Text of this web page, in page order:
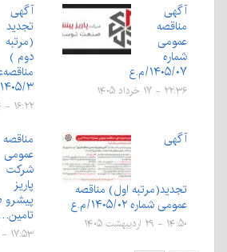
آگهی
مناقصه
عمومی
شماره
۱۴۰۵/۰۷/م.ع
۲۲:۳۶ - ۱۷ خرداد ۱۴۰۵
آگهی
تجدید
(مرتبه
دوم )
۱۴۰۵/۳/م.ع
۱۶:۲۲ - ۴ خرداد ۱۴۰۵
آگهی
تجدید(مرتبه اول) مناقصه
عمومی شماره ۱۴۰۵/۰۲/م.ع
۱۴:۵۰ - ۲۹ اردیبهشت ۱۴۰۵
مناقصه
عمومی
شرکت
پاریز
پیشرو
۱۷:۵۳ - ۲۷ اردیبهشت ۱۴۰۵